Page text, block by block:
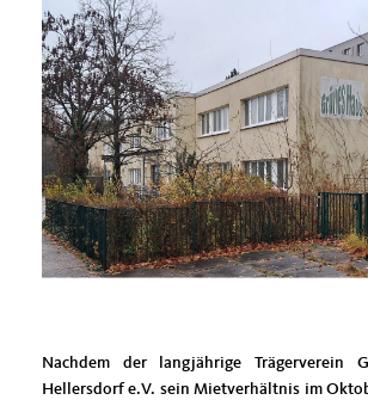
Nachdem der langjährige Trägerverein
Hellersdorf e.V. sein Mietverhältnis im